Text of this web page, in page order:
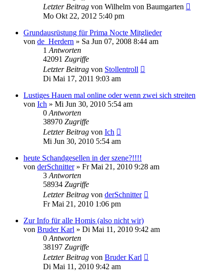
Letzter Beitrag von Wilhelm von Baumgarten
Mo Okt 22, 2012 5:40 pm
Grundausrüstung für Prima Nocte Mitglieder
von de_Herdern » Sa Jun 07, 2008 8:44 am
1 Antworten
42091 Zugriffe
Letzter Beitrag von Stollentroll
Di Mai 17, 2011 9:03 am
Lustiges Hauen mal online oder wenn zwei sich streiten
von Ich » Mi Jun 30, 2010 5:54 am
0 Antworten
38970 Zugriffe
Letzter Beitrag von Ich
Mi Jun 30, 2010 5:54 am
heute Schandgesellen in der szene?!!!!
von derSchnitter» Fr Mai 21, 2010 9:28 am
3 Antworten
58934 Zugriffe
Letzter Beitrag von derSchnitter
Fr Mai 21, 2010 1:06 pm
Zur Info für alle Homis (also nicht wir)
von Bruder Karl » Di Mai 11, 2010 9:42 am
0 Antworten
38197 Zugriffe
Letzter Beitrag von Bruder Karl
Di Mai 11, 2010 9:42 am